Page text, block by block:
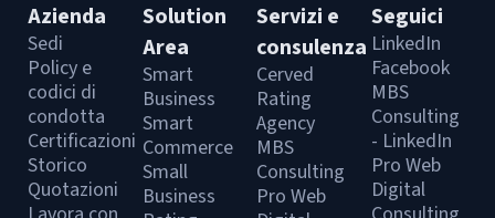
Azienda
Sedi
Policy e
codici di
condotta
Certificazioni
Storico
Quotazioni
Solution
Area
Smart
Business
Smart
Commerce
Small
Business
Servizi e
consulenza
Cerved
Rating
Agency
MBS
Consulting
Pro Web
Seguici
LinkedIn
Facebook
MBS
Consulting
- LinkedIn
Pro Web
Digital